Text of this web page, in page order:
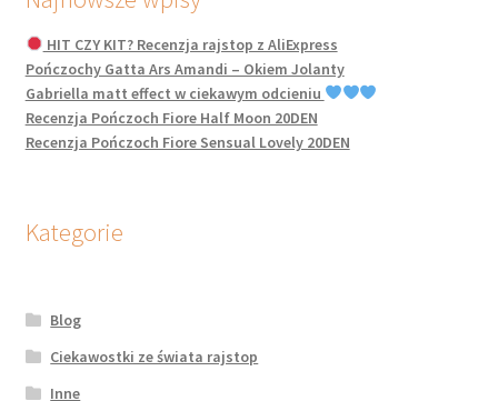
HIT CZY KIT? Recenzja rajstop z AliExpress
Pończochy Gatta Ars Amandi – Okiem Jolanty
Gabriella matt effect w ciekawym odcieniu
Recenzja Pończoch Fiore Half Moon 20DEN
Recenzja Pończoch Fiore Sensual Lovely 20DEN
Kategorie
Blog
Ciekawostki ze świata rajstop
Inne